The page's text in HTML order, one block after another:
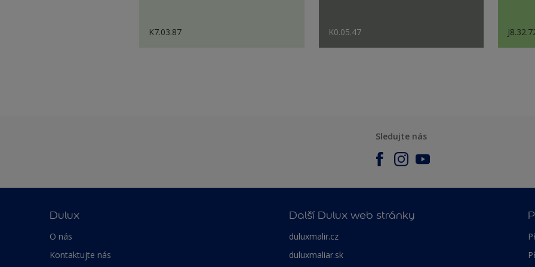
K7.03.87 K0.05.47
Sledujte nás
Dulux
O nás
Kontaktujte nás
Další Dulux web stránky
duluxmalir.cz
duluxmaliar.sk